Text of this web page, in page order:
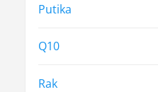
Putika
Q10
Rak